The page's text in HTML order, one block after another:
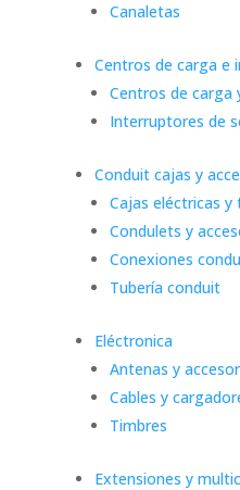
Canaletas
Centros de carga e
Centros de carga
Interruptores de
Conduit cajas y
Cajas eléctricas y
Condulets y
Conexiones
Tubería conduit
Eléctronica
Antenas y
Cables y
Timbres
Extensiones y